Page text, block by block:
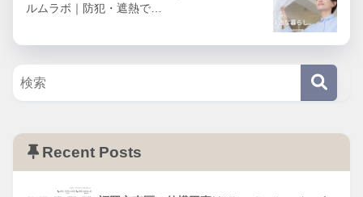
ルムラボ｜防犯・遮熱で…
Recent Posts